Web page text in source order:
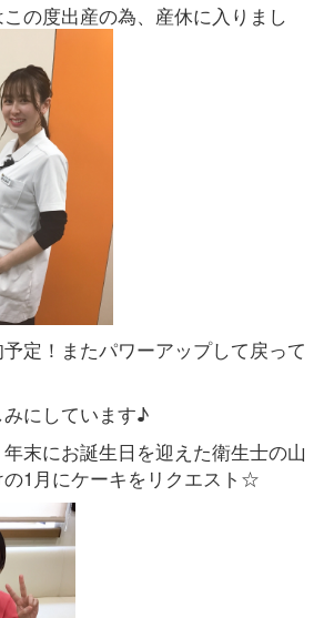
の度出産の為、産休に入りまし
定！またパワーアップして戻って
にしています♪
末にお誕生日を迎えた衛生士の山
1月にケーキをリクエスト☆